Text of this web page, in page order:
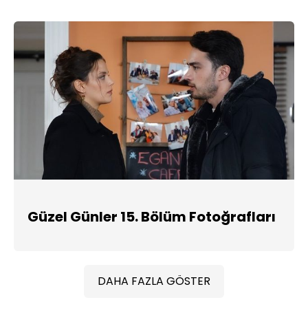
Güzel Günler 15. Bölüm Fotoğrafları
DAHA FAZLA GÖSTER